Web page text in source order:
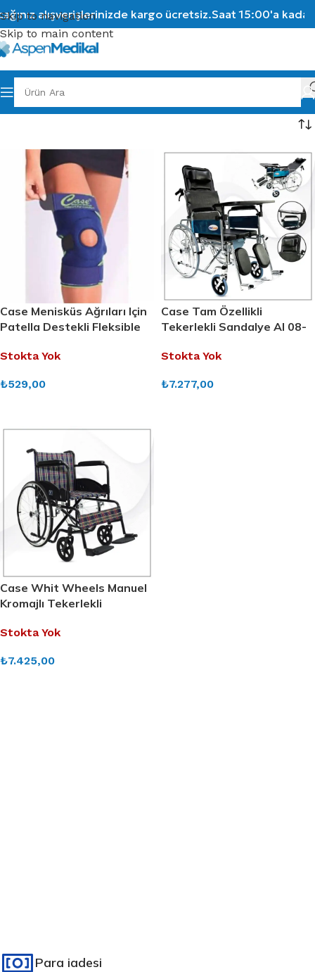
Skip to navigation
Skip to main content
alışverişlerinizde kargo ücretsiz.Saat 15:00'a kadar
Case Menisküs Ağrıları Için
Patella Destekli Fleksible
Stokta Yok
₺529,00
Case Tam Özellikli
Tekerlekli Sandalye Al 08-
Stokta Yok
₺7.277,00
Case Whit Wheels Manuel
Kromajlı Tekerlekli
Stokta Yok
₺7.425,00
Para iadesi